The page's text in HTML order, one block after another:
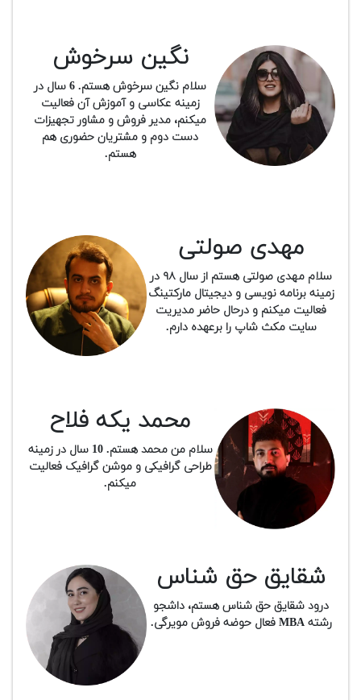
نگین سرخوش
سلام نگین سرخوش هستم. 6 سال در
زمینه عکاسی و آموزش آن فعالیت
میکنم، مدیر فروش و مشاور تجهیزات
دست دوم و مشتریان حضوری هم
هستم.
مهدی صولتی
سلام مهدی صولتی هستم از سال ۹۸ در
زمینه برنامه نویسی و دیجیتال مارکتینگ
فعالیت میکنم و درحال حاضر مدیریت
سایت مکث شاپ رابرعهده دارم.
محمد یکه فلاح
سلام من محمد هستم. 10 سال در زمینه
طراحی گرافیکی و موشن گرافیک فعالیت
میکنم.
شقایق حق شناس
درود شقایق حق شناس هستم، داشجو
رشته MBA فعال حوضه فروش مویرگی.